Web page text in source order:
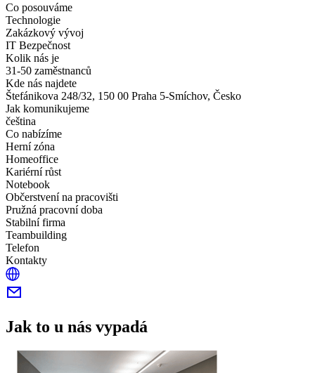
Co posouváme
Technologie
Zakázkový vývoj
IT Bezpečnost
Kolik nás je
31-50 zaměstnanců
Kde nás najdete
Štefánikova 248/32, 150 00 Praha 5-Smíchov, Česko
Jak komunikujeme
čeština
Co nabízíme
Herní zóna
Homeoffice
Kariérní růst
Notebook
Občerstvení na pracovišti
Pružná pracovní doba
Stabilní firma
Teambuilding
Telefon
Kontakty
Jak to u nás vypadá